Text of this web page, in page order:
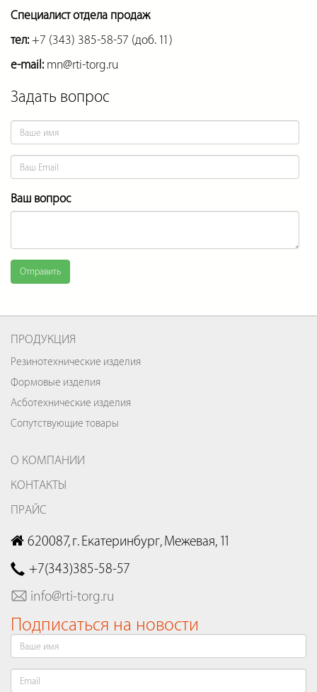
Специалист отдела продаж
тел:+7 (343) 385-58-57 (доб. 11)
e-mail:mn@rti-torg.ru
Задать вопрос
Ваш вопрос
Отправить
ПРОДУКЦИЯ
Резинотехнические изделия
Формовые изделия
Асботехнические изделия
Сопутствующие товары
О КОМПАНИИ
КОНТАКТЫ
ПРАЙС
620087, г. Екатеринбург, Межевая, 11
+7(343)385-58-57
info@rti-torg.ru
Подписаться на новости